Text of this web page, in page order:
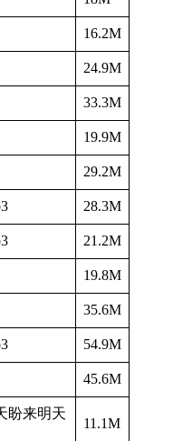
16.2M
24.9M
33.3M
19.9M
29.2M
28.3M
21.2M
19.8M
35.6M
54.9M
45.6M
盼来明天
11.1M